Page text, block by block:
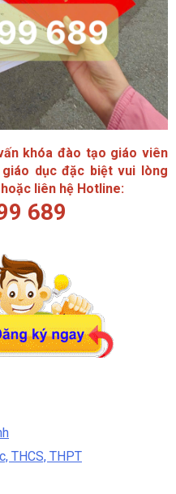
khóa đào tạo giáo viên
dục đặc biệt vui lòng
liên hệ Hotline:
689
THCS, THPT